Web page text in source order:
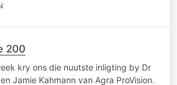
200
kry ons die nuutste inligting by Dr
Jamie Kahmann van Agra ProVision.